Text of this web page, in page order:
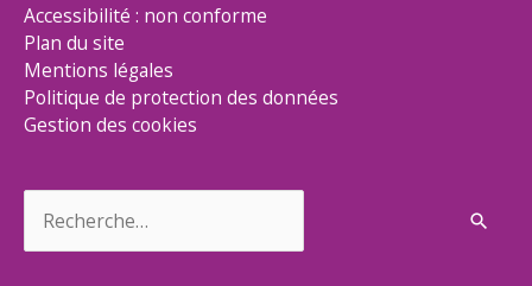
Accessibilité : non conforme
Plan du site
Mentions légales
Politique de protection des données
Gestion des cookies